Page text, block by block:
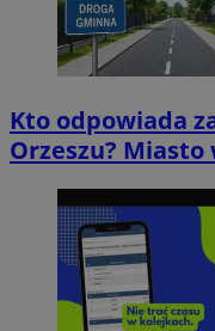
Kto odpowiada
Orzeszu?